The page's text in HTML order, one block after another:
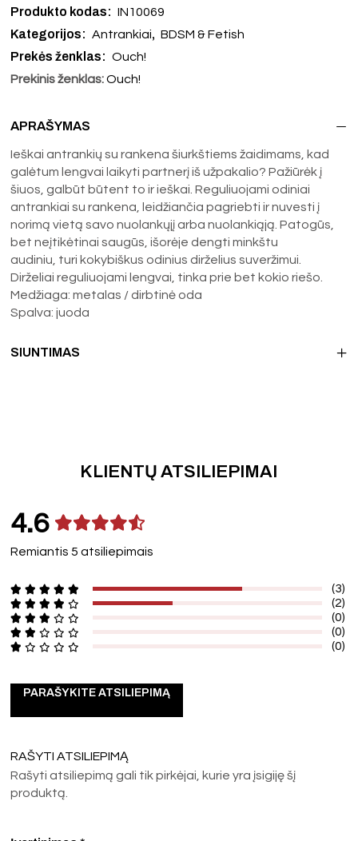
Produkto kodas: IN10069
Kategorijos: Antrankiai, BDSM & Fetish
Prekės ženklas: Ouch!
Prekinis ženklas: Ouch!
APRAŠYMAS
Ieškai antrankių su rankena šiurkštiems žaidimams, kad
galėtum lengvai laikyti partnerį iš užpakalio? Pažiūrėk į
šiuos, galbūt būtent to ir ieškai. Reguliuojami odiniai
antrankiai su rankena, leidžiančia pagriebti ir nuvesti į
norimą vietą savo nuolankųjį arba nuolankiąją. Patogūs,
bet neįtikėtinai saugūs, išorėje dengti minkštu
audiniu, turi kokybiškus odinius dirželius suveržimui.
Dirželiai reguliuojami lengvai, tinka prie bet kokio riešo.
Medžiaga: metalas / dirbtinė oda
Spalva: juoda
SIUNTIMAS
KLIENTŲ ATSILIEPIMAI
4.6
Remiantis 5 atsiliepimais
(3)
(2)
(0)
(0)
(0)
PARAŠYKITE ATSILIEPIMĄ
RAŠYTI ATSILIEPIMĄ
Rašyti atsiliepimą gali tik pirkėjai, kurie yra įsigiję šį
produktą.